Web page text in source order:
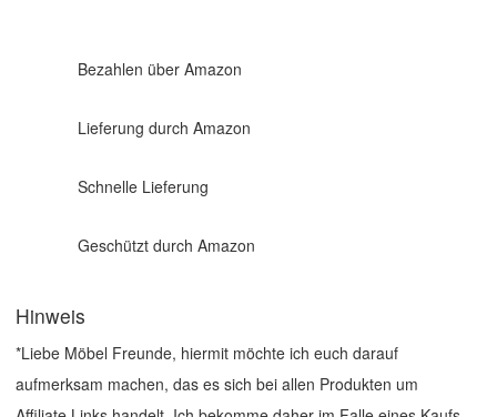
Bezahlen über Amazon
Lieferung durch Amazon
Schnelle Lieferung
Geschützt durch Amazon
Hinweis
*Liebe Möbel Freunde, hiermit möchte ich euch darauf
aufmerksam machen, das es sich bei allen Produkten um